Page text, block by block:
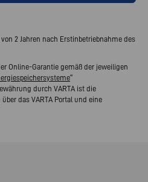
2 Jahren nach Erstinbetriebnahme des
Online-Garantie gemäß der jeweiligen
“
durch VARTA ist die
das VARTA Portal und eine